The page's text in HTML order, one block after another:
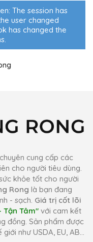
The session has
user changed
has changed the
cung cấp các
cho người tiêu dùng.
khỏe tốt cho người
Rong là bạn đang
- sạch. Giá trị cốt lõi
Tận Tâm" với cam kết
đồng. Sản phẩm được
như USDA, EU, AB...